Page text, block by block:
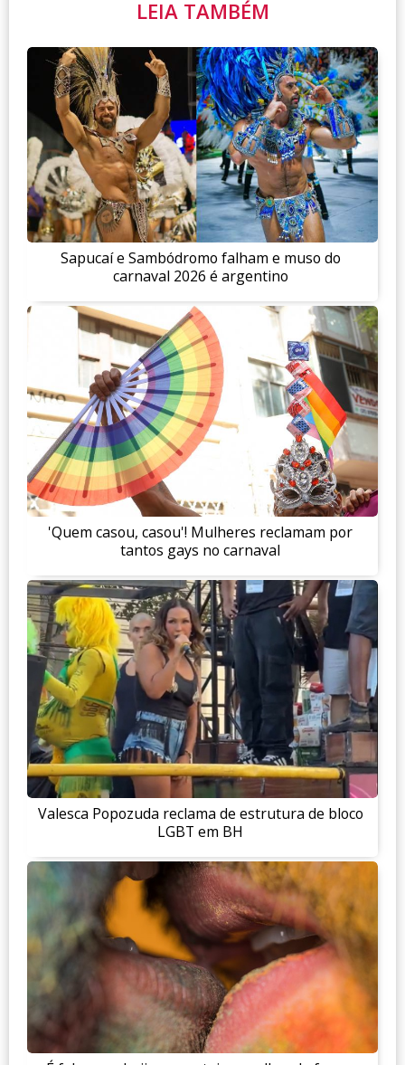
LEIA TAMBÉM
Sapucaí e Sambódromo falham e muso do
carnaval 2026 é argentino
'Quem casou, casou'! Mulheres reclamam por
tantos gays no carnaval
Valesca Popozuda reclama de estrutura de bloco
LGBT em BH